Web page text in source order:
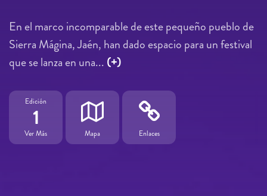
En el marco incomparable de este pequeño pueblo de
Sierra Mágina, Jaén, han dado espacio para un festival
que se lanza en una... (+)
Edición
1
Ver Más Mapa Enlaces